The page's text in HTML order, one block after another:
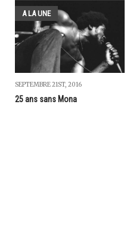
A LA UNE
SEPTEMBRE 21ST, 2016
25 ans sans Mona